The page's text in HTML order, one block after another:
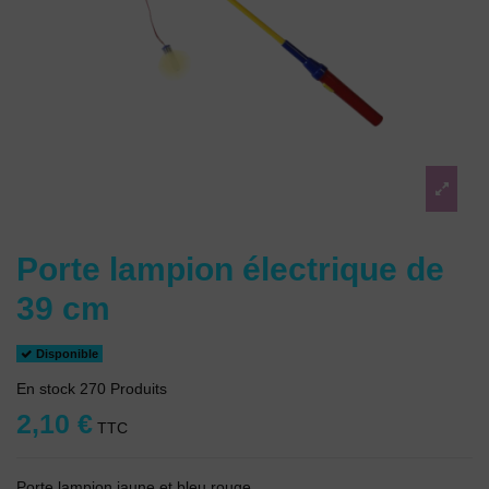
Porte lampion électrique de
39 cm
Disponible
En stock 270 Produits
2,10 € TTC